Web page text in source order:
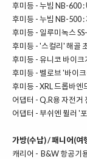
후미등 -누빔 NB-600 :
후미등 -누빔 NB-500 :
후미등 - 일루미녹스
후미등 -'스컬리' 해골
후미등 -유니코 바이
후미등 - 벨로브 '바이
후미등 -XRL 드롭바엔
어댑터 -Q.R용 자전거
어댑터 -부쉬엔 뮐러 '
가방(수납) / 패니어(여
캐리어 - B&W 항공기